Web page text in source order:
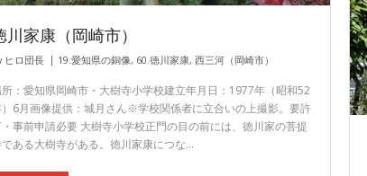
川家康（岡崎市）
ヒロ団長 19.愛知県の銅像, 60.徳川家康, 西三河（岡崎市）
：愛知県岡崎市・大樹寺小学校建立年月日：1977年（昭和52
6月画像提供：城月さん※学校関係者に立合いの上撮影。要許
事前申請必要 大樹寺小学校正門の目の前には、徳川家の菩提
ある大樹寺がある。徳川家康につな…